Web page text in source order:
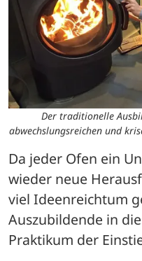
Der traditionelle
abwechslungsreichen und
Da jeder Ofen ein
wieder neue
viel Ideenreichtum
Auszubildende in
Praktikum der